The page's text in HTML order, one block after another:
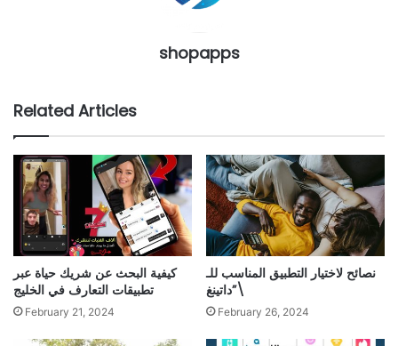
shopapps
Related Articles
كيفية البحث عن شريك حياة عبر
تطبيقات التعارف في الخليج
February 21, 2024
نصائح لاختيار التطبيق المناسب للـ
\”داتينغ
February 26, 2024